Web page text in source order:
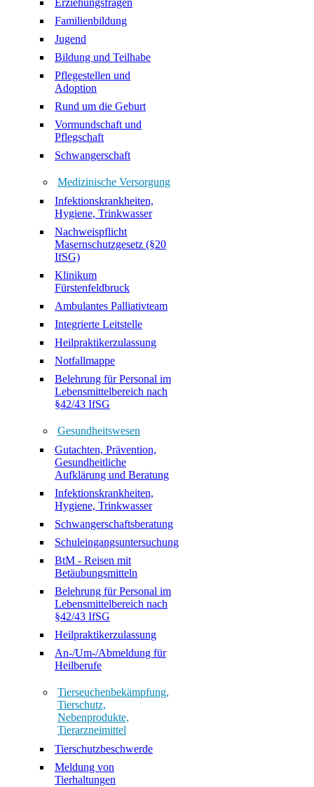
Erziehungsfragen
Familienbildung
Jugend
Bildung und Teilhabe
Pflegestellen und
Adoption
Rund um die Geburt
Vormundschaft und
Pflegschaft
Schwangerschaft
Medizinische Versorgung
Infektionskrankheiten,
Hygiene, Trinkwasser
Nachweispflicht
Masernschutzgesetz (§20
IfSG)
Klinikum
Fürstenfeldbruck
Ambulantes Palliativteam
Integrierte Leitstelle
Heilpraktikerzulassung
Notfallmappe
Belehrung für Personal im
Lebensmittelbereich nach
§42/43 IfSG
Gesundheitswesen
Gutachten, Prävention,
Gesundheitliche
Aufklärung und Beratung
Infektionskrankheiten,
Hygiene, Trinkwasser
Schwangerschaftsberatung
Schuleingangsuntersuchung
BtM - Reisen mit
Betäubungsmitteln
Belehrung für Personal im
Lebensmittelbereich nach
§42/43 IfSG
Heilpraktikerzulassung
An-/Um-/Abmeldung für
Heilberufe
Tierseuchenbekämpfung,
Tierschutz,
Nebenprodukte,
Tierarzneimittel
Tierschutzbeschwerde
Meldung von
Tierhaltungen